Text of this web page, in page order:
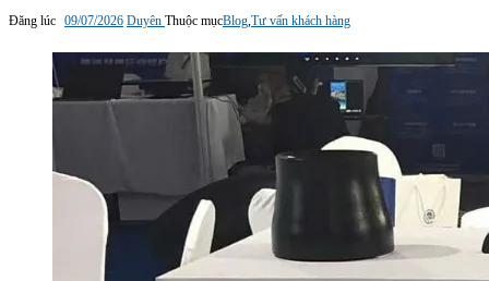
Đăng lúc 09/07/2026 Duyên Thuộc mụcBlog Tư vấn khách hàng